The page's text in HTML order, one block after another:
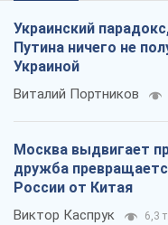
Украинский
Путина ничего не
Украиной
Виталий Портников
Москва выдвигает
дружба
России от Китая
Виктор Каспрук 6,3 т.